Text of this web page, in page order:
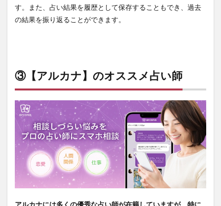
4.4
鑑定
ュニ
ティ
の利
用
5
⑤【ア
ルカ
ナ】の
まとめ
す。また、占い結果を履歴として保存することもでき、過去
の結果を振り返ることができます。
③【アルカナ】のオススメ占い師